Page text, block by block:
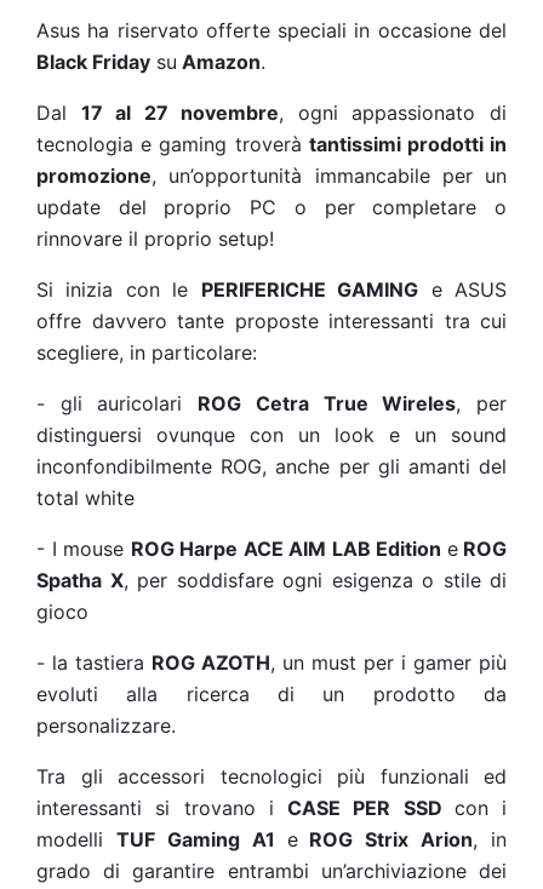
Asus ha riservato offerte speciali in occasione del
Black Friday su Amazon.
Dal 17 al 27 novembre, ogni appassionato di
tecnologia e gaming troverà tantissimi prodotti in
promozione, un’opportunità immancabile per un
update del proprio PC o per completare o
rinnovare il proprio setup!
Si inizia con le PERIFERICHE GAMING e ASUS
offre davvero tante proposte interessanti tra cui
scegliere, in particolare:
- gli auricolari ROG Cetra True Wireles, per
distinguersi ovunque con un look e un sound
inconfondibilmente ROG, anche per gli amanti del
total white
- I mouse ROG Harpe ACE AIM LAB Edition e ROG
Spatha X, per soddisfare ogni esigenza o stile di
gioco
- la tastiera ROG AZOTH, un must per i gamer più
evoluti alla ricerca di un prodotto da
personalizzare.
Tra gli accessori tecnologici più funzionali ed
interessanti si trovano i CASE PER SSD con i
modelli TUF Gaming A1 e ROG Strix Arion, in
grado di garantire entrambi un’archiviazione dei